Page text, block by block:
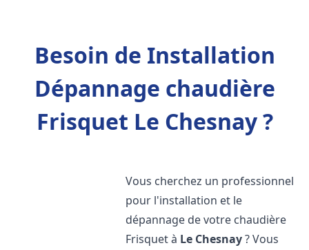
Besoin de Installation
Dépannage chaudière
Frisquet Le Chesnay ?
Vous cherchez un professionnel
pour l'installation et le
dépannage de votre chaudière
Frisquet à Le Chesnay? Vous